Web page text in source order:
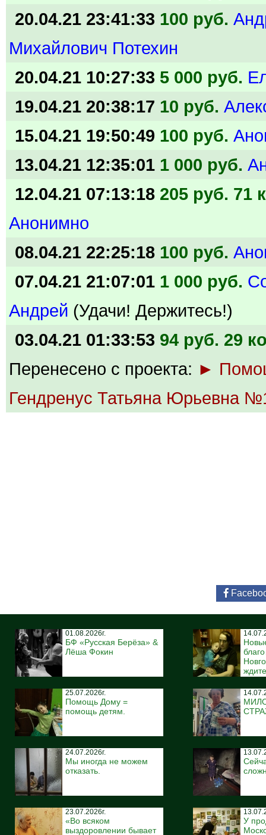
20.04.21 23:41:33 100 руб.
Михайлович Потехин
20.04.21 10:27:33 5 000 руб.
19.04.21 20:38:17 10 руб.
15.04.21 19:50:49 100 руб.
13.04.21 12:35:01 1 000 руб.
12.04.21 07:13:18 205 руб. 71
Анонимно
08.04.21 22:25:18 100 руб.
07.04.21 21:07:01 1 000 руб.
Андрей (Удачи! Держитесь!)
03.04.21 01:33:53 94 руб. 29
Перенесено с проекта: ►
Гендренус Татьяна Юрьевна
01.08.2026г.
БФ «Русская Берёза» &
Лёша Фокин
25.07.2026г.
Помощь Дому =
помощь детям.
24.07.2026г.
Мы иногда не можем
отказать.
23.07.2026г.
«Во всяком
выздоровлении бывает
У